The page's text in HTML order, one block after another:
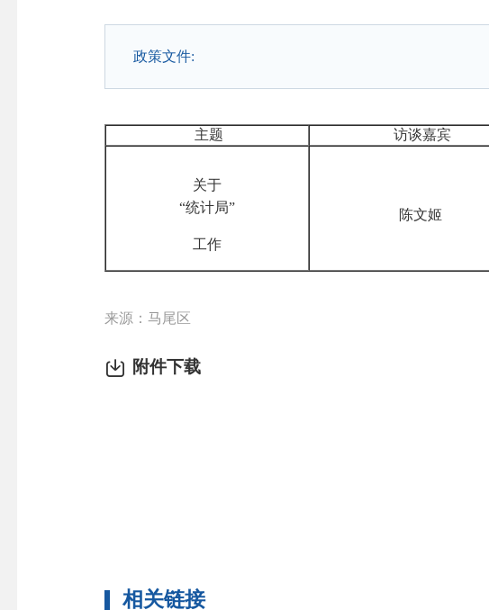
政策文件:
主题 访谈嘉宾
关于
“统计局”
工作
陈文姬
来源：马尾区
附件下载
相关链接